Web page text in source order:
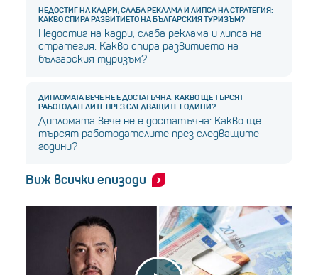
НЕДОСТИГ НА КАДРИ, СЛАБА РЕКЛАМА И ЛИПСА НА СТРАТЕГИЯ:
КАКВО СПИРА РАЗВИТИЕТО НА БЪЛГАРСКИЯ ТУРИЗЪМ?
Недостиг на кадри, слаба реклама и липса на
стратегия: Какво спира развитието на
българския туризъм?
ДИПЛОМАТА ВЕЧЕ НЕ Е ДОСТАТЪЧНА: КАКВО ЩЕ ТЪРСЯТ
РАБОТОДАТЕЛИТЕ ПРЕЗ СЛЕДВАЩИТЕ ГОДИНИ?
Дипломата вече не е достатъчна: Какво ще
търсят работодателите през следващите
години?
Виж всички епизоди